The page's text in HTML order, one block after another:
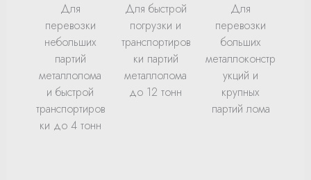
Для
перевозки
небольших
партий
металлолома
и быстрой
транспортиров
ки до 4 тонн
Для быстрой
погрузки и
транспортиров
ки партий
металлолома
до 12 тонн
Для
перевозки
больших
металлоконстр
укций и
крупных
партий лома